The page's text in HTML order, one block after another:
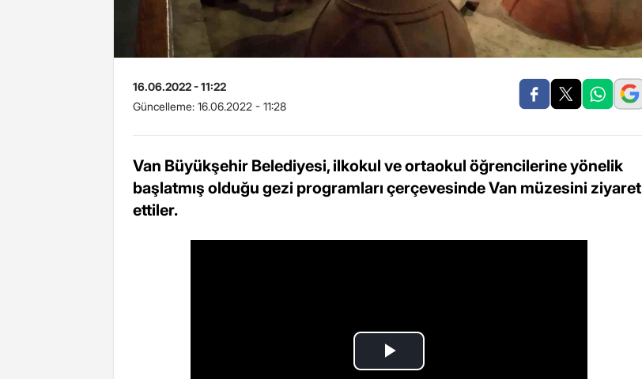
16.06.2022 - 11:22
Güncelleme: 16.06.2022 - 11:28
Van Büyükşehir Belediyesi, ilkokul ve ortaokul öğrencilerine yönelik
başlatmış olduğu gezi programları çerçevesinde Van müzesini ziyaret
ettiler.